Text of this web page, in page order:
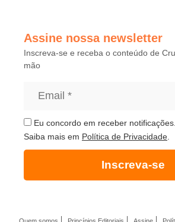
Assine nossa newsletter
Inscreva-se e receba o conteúdo de
mão
Eu concordo em receber notificações.
Saiba mais em Política de Privacidade
Inscreva-se